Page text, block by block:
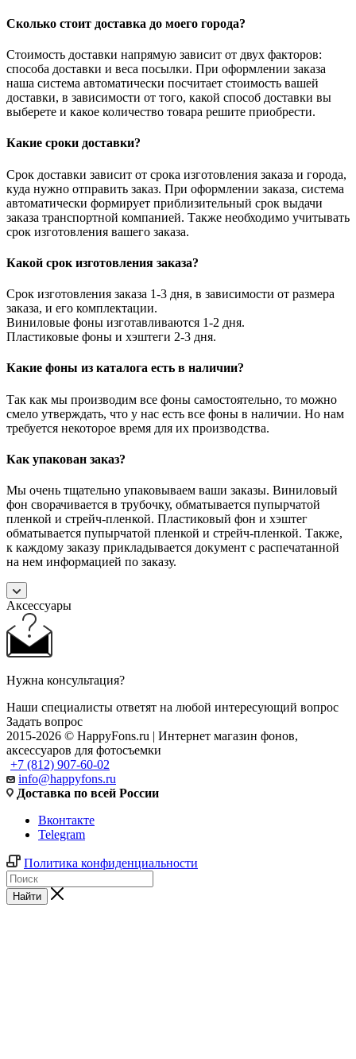
Сколько стоит доставка до моего города?
Стоимость доставки напрямую зависит от двух факторов:
способа доставки и веса посылки. При оформлении заказа
наша система автоматически посчитает стоимость вашей
доставки, в зависимости от того, какой способ доставки вы
выберете и какое количество товара решите приобрести.
Какие сроки доставки?
Срок доставки зависит от срока изготовления заказа и города,
куда нужно отправить заказ. При оформлении заказа, система
автоматически формирует приблизительный срок выдачи
заказа транспортной компанией. Также необходимо учитывать
срок изготовления вашего заказа.
Какой срок изготовления заказа?
Срок изготовления заказа 1-3 дня, в зависимости от размера
заказа, и его комплектации.
Виниловые фоны изготавливаются 1-2 дня.
Пластиковые фоны и хэштеги 2-3 дня.
Какие фоны из каталога есть в наличии?
Так как мы производим все фоны самостоятельно, то можно
смело утверждать, что у нас есть все фоны в наличии. Но нам
требуется некоторое время для их производства.
Как упакован заказ?
Мы очень тщательно упаковываем ваши заказы. Виниловый
фон сворачивается в трубочку, обматывается пупырчатой
пленкой и стрейч-пленкой. Пластиковый фон и хэштег
обматывается пупырчатой пленкой и стрейч-пленкой. Также,
к каждому заказу прикладывается документ с распечатанной
на нем информацией по заказу.
Аксессуары
Нужна консультация?
Наши специалисты ответят на любой интересующий вопрос
Задать вопрос
2015-2026 © HappyFons.ru | Интернет магазин фонов,
аксессуаров для фотосъемки
+7 (812) 907-60-02
info@happyfons.ru
Доставка по всей России
Вконтакте
Telegram
Политика конфиденциальности
Найти